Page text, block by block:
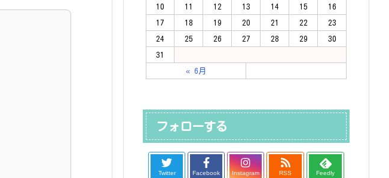
10
11 12 13 14 15
16
17
18 19 20 21 22
23
24
25 26 27 28 29
30
31
« 6月
フォローする
Twitter Facebook Instagram RSS Feedly